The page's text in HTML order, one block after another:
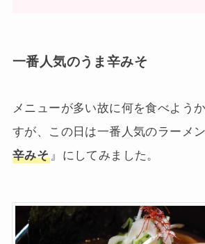
一番人気のうま辛みそ
メニューが多い故に何を食べよう
すが、この日は一番人気のラーメ
辛みそ 』にしてみました。